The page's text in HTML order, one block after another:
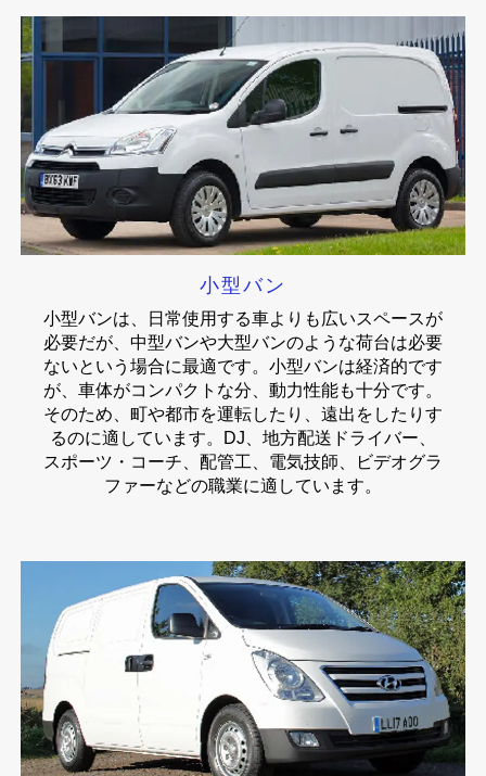
小型バン
小型バンは、日常使用する車よりも広いスペースが
必要だが、中型バンや大型バンのような荷台は必要
ないという場合に最適です。小型バンは経済的です
が、車体がコンパクトな分、動力性能も十分です。
そのため、町や都市を運転したり、遠出をしたりす
るのに適しています。DJ、地方配送ドライバー、
スポーツ・コーチ、配管工、電気技師、ビデオグラ
ファーなどの職業に適しています。